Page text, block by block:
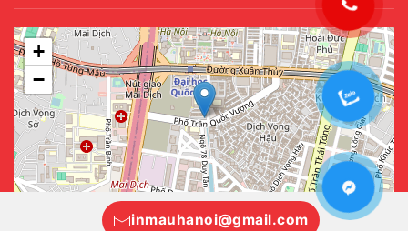
inmauhanoi@gmail.com
+
−
Leaflet|©OpenStreetMap